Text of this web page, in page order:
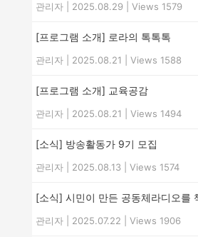
관리자 2025.08.29 Views 1579
[프로그램 소개] 로라의 톡톡톡
관리자 2025.08.21 Views 1588
[프로그램 소개] 교육공감
관리자 2025.08.21 Views 1494
[소식] 방송활동가 9기 모집
관리자 2025.08.13 Views 1574
[소식] 시민이 만든 공동체라디오를
관리자 2025.07.22 Views 1906